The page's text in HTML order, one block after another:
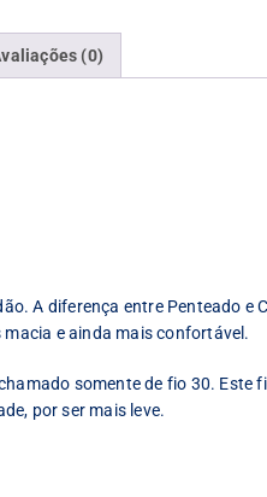
(0)
A diferença entre Penteado
e ainda mais confortável.
somente de fio 30. Este
por ser mais leve.